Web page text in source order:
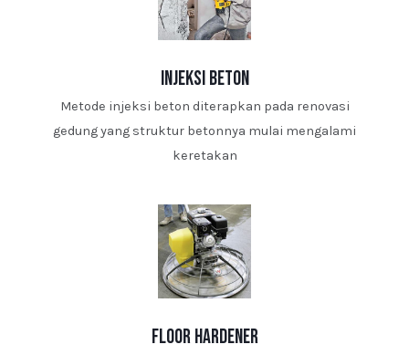
injeksi beton
Metode injeksi beton diterapkan pada renovasi
gedung yang struktur betonnya mulai mengalami
keretakan
floor hardener